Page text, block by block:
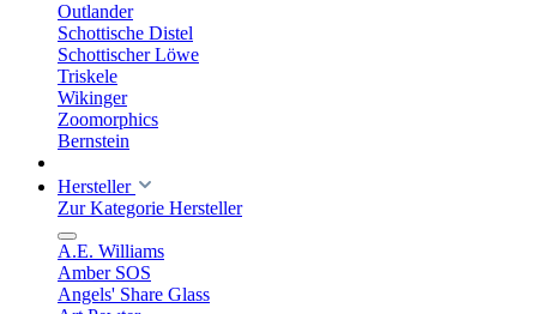
Outlander
Schottische Distel
Schottischer Löwe
Triskele
Wikinger
Zoomorphics
Bernstein
Hersteller
Zur Kategorie Hersteller
A.E. Williams
Amber SOS
Angels' Share Glass